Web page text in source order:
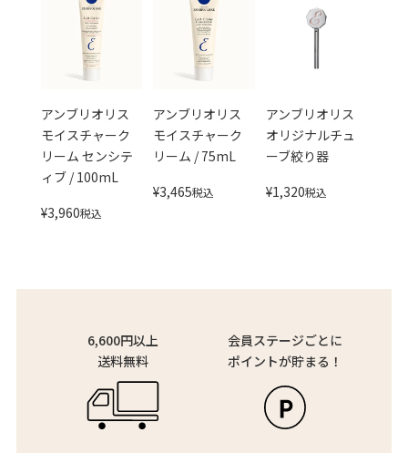
アンブリオリス
モイスチャーク
リーム センシテ
ィブ / 100mL
¥3,960税込
アンブリオリス
モイスチャーク
リーム / 75mL
¥3,465税込
アンブリオリス
オリジナルチュ
ーブ絞り器
¥1,320税込
6,600円以上
送料無料
会員ステージごとに
ポイントが貯まる！